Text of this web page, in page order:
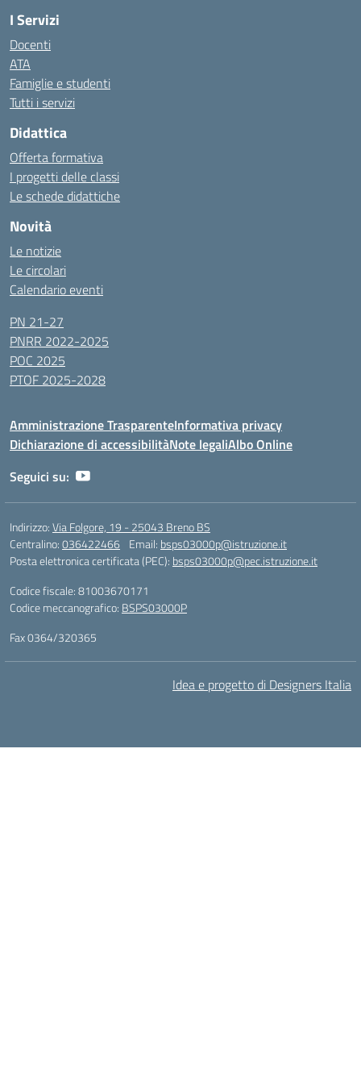
I Servizi
Docenti
ATA
Famiglie e studenti
Tutti i servizi
Didattica
Offerta formativa
I progetti delle classi
Le schede didattiche
Novità
Le notizie
Le circolari
Calendario eventi
PN 21-27
PNRR 2022-2025
POC 2025
PTOF 2025-2028
Amministrazione TrasparenteInformativa privacy
Dichiarazione di accessibilitàNote legaliAlbo Online
Seguici su:
Indirizzo:Via Folgore, 19 - 25043 Breno BS
Centralino:036422466 Email: bsps03000p@istruzione.it
Posta elettronica certificata (PEC): bsps03000p@pec.istruzione.it
Codice fiscale: 81003670171
Codice meccanografico: BSPS03000P
Fax 0364/320365
Idea e progetto di Designers Italia